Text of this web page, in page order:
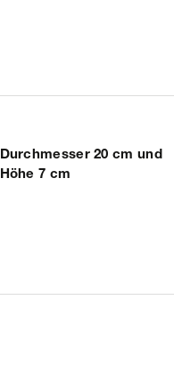
Durchmesser 20 cm und
Höhe 7 cm